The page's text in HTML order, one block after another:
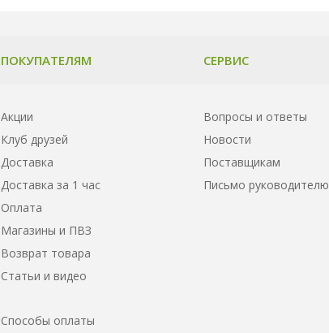
ПОКУПАТЕЛЯМ
Акции
Клуб друзей
Доставка
Доставка за 1 час
Оплата
Магазины и ПВЗ
Возврат товара
Статьи и видео
СЕРВИС
Вопросы и ответы
Новости
Поставщикам
Письмо руководителю
Способы оплаты